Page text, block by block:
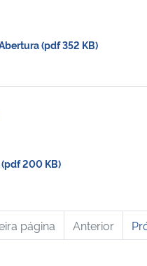
(pdf 352 KB)
200 KB)
página Anterior